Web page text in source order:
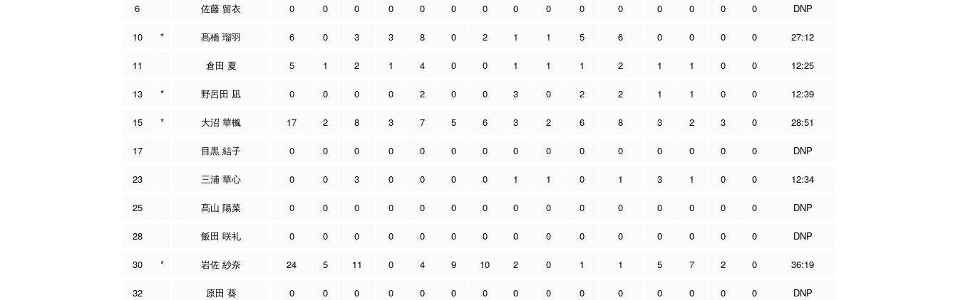
6 佐藤 留衣 0 0 0 0 0 0 0 0 0 0 0 0 0 0 0 DNP
10 * 髙橋 瑠羽 6 0 3 3 8 0 2 1 1 5 6 0 0 0 0 27:12
11 倉田 夏 5 1 2 1 4 0 0 1 1 1 2 1 1 0 0 12:25
13 * 野呂田 凪 0 0 0 0 2 0 0 3 0 2 2 1 1 0 0 12:39
15 * 大沼 華楓 17 2 8 3 7 5 6 3 2 6 8 3 2 3 0 28:51
17 目黒 結子 0 0 0 0 0 0 0 0 0 0 0 0 0 0 0 DNP
23 三浦 華心 0 0 3 0 0 0 0 1 1 0 1 3 1 0 0 12:34
25 髙山 陽菜 0 0 0 0 0 0 0 0 0 0 0 0 0 0 0 DNP
28 飯田 咲礼 0 0 0 0 0 0 0 0 0 0 0 0 0 0 0 DNP
30 * 岩佐 紗奈 24 5 11 0 4 9 10 2 0 1 1 5 7 2 0 36:19
32 原田 葵 0 0 0 0 0 0 0 0 0 0 0 0 0 0 0 DNP